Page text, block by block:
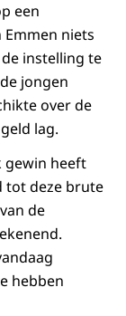
een
niets
instelling te
jongen
over de
lag.
gewin heeft
tot deze brute
de
hebben